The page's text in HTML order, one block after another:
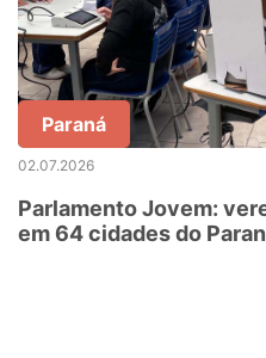
Paraná
02.07.2026
Parlamento Jovem:
em 64 cidades do